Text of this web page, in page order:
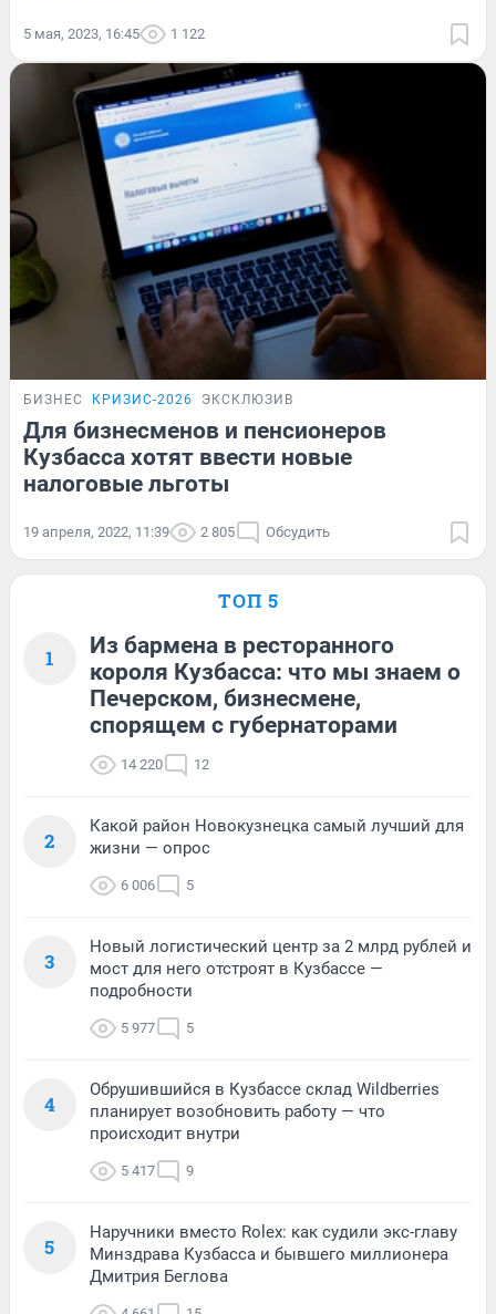
5 мая, 2023, 16:45 1 122
БИЗНЕС КРИЗИС-2026 ЭКСКЛЮЗИВ
Для бизнесменов и пенсионеров
Кузбасса хотят ввести новые
налоговые льготы
19 апреля, 2022, 11:39 2 805 Обсудить
ТОП 5
1
Из бармена в ресторанного
короля Кузбасса: что мы знаем о
Печерском, бизнесмене,
спорящем с губернаторами
14 220 12
2
Какой район Новокузнецка самый лучший для
жизни — опрос
6 006 5
3
Новый логистический центр за 2 млрд рублей и
мост для него отстроят в Кузбассе —
подробности
5 977 5
4
Обрушившийся в Кузбассе склад Wildberries
планирует возобновить работу — что
происходит внутри
5 417 9
5
Наручники вместо Rolex: как судили экс-главу
Минздрава Кузбасса и бывшего миллионера
Дмитрия Беглова